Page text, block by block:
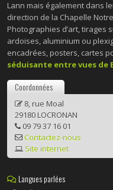
Lann mais également dans
direction de la Chapelle
Photographies d’art,
ardoises, aluminium ou
encadrées, posters, cartes
séduisante entre vues de
Coordonnées
8, rue Moal
29180 LOCRONAN
09 79 37 16 01
Contactez-nous
Site internet
Langues parlées